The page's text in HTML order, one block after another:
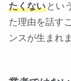
たくないとい
た理由を話す
ンスが生まれ